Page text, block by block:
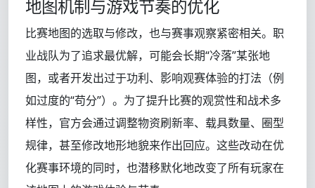
地图机制与游戏节奏的优化
比赛地图的选取与修改，也与赛事观察紧密相关。职
业战队为了追求最优解，可能会长期“冷落”某张地
图，或者开发出过于功利、影响观赛体验的打法（例
如过度的“苟分”）。为了提升比赛的观赏性和战术多
样性，官方会通过调整物资刷新率、载具数量、圈型
规律，甚至修改地形地貌来作出回应。这些改动在优
化赛事环境的同时，也潜移默化地改变了所有玩家在